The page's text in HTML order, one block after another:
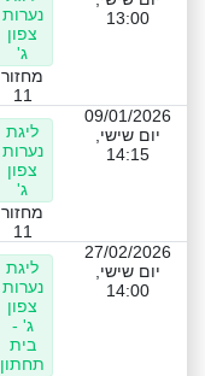
13:00
נערות
צפון
ג'
מחזור
11
09/01/2026
יום שישי,
14:15
ליגת
נערות
צפון
ג'
מחזור
11
27/02/2026
יום שישי,
14:00
ליגת
נערות
צפון
ג' -
בית
תחתון